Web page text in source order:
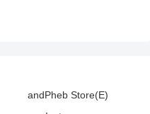
andPheb Store(E)